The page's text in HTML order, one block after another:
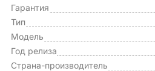
Гарантия
Тип
Модель
Год релиза
Страна-производитель